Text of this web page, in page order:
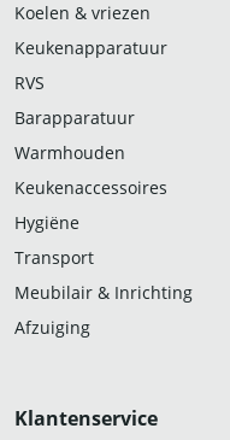
Koelen & vriezen
Keukenapparatuur
RVS
Barapparatuur
Warmhouden
Keukenaccessoires
Hygiëne
Transport
Meubilair & Inrichting
Afzuiging
Klantenservice